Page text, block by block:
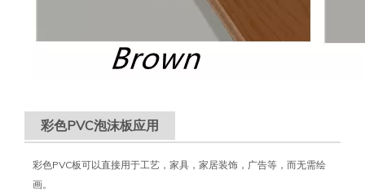
彩色PVC泡沫板应用
彩色PVC板可以直接用于工艺，家具，家居装饰，广告等，而无需绘
画。